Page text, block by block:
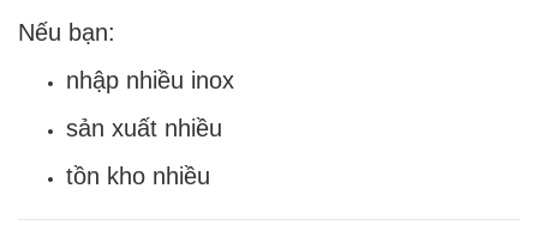
Nếu bạn:
nhập nhiều inox
sản xuất nhiều
tồn kho nhiều